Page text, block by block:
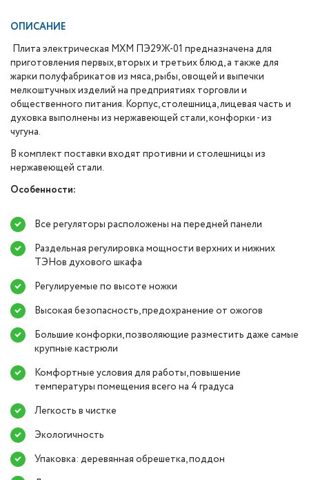
ОПИСАНИЕ
Плита электрическая МХМ ПЭ29Ж-01 предназначена для
приготовления первых, вторых и третьих блюд, а также для
жарки полуфабрикатов из мяса, рыбы, овощей и выпечки
мелкоштучных изделий на предприятиях торговли и
общественного питания. Корпус, столешница, лицевая часть и
духовка выполнены из нержавеющей стали, конфорки - из
чугуна.
В комплект поставки входят противни и столешницы из
нержавеющей стали.
Особенности:
Все регуляторы расположены на передней панели
Раздельная регулировка мощности верхних и нижних
ТЭНов духового шкафа
Регулируемые по высоте ножки
Высокая безопасность, предохранение от ожогов
Большие конфорки, позволяющие разместить даже самые
крупные кастрюли
Комфортные условия для работы, повышение
температуры помещения всего на 4 градуса
Легкость в чистке
Экологичность
Упаковка: деревянная обрешетка, поддон